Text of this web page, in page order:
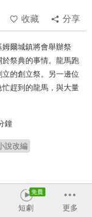
收藏
分享
爾城鎮將會舉辦祭
祭典的事情。龍馬跑
的創立祭。另一邊位
趕到的龍馬，與大量
鐘
說改編
短劇 更多